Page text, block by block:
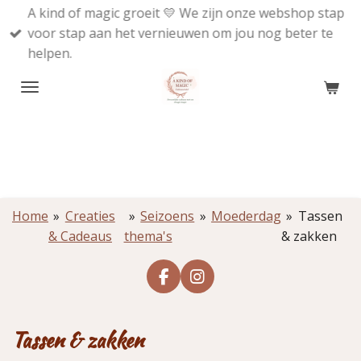
direct
naar
A kind of magic groeit 💛 We zijn onze webshop stap
voor stap aan het vernieuwen om jou nog beter te
helpen.
Home » Creaties
& Cadeaus
» Seizoens
thema's
» Moederdag » Tassen
& zakken
F
a
I
n
Tassen & zakken